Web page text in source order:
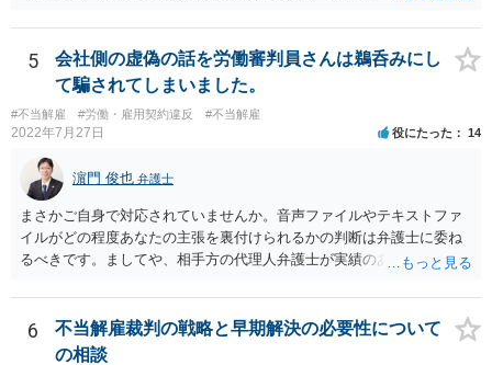
味が悪いことには変わりませんが、通常の会社であれば、法的に見て
解雇が認められなかった以上、以後の対応については注意されること
の方が多く、嫌がらせのようなことをしてさらに紛争化することは避
けると思います。正攻法で解雇が認められないことに業をにやして、
心理的な追い込みにより精神疾患による失職を狙うような会社もなき
にしもあらずですが、そのような会社であれば、いたずらに在籍して
こころをすり減らすより、経歴として有利に使って転職することも選
択肢に入れる方が建設的だと考えます。
5
会社側の虚偽の話を労働審判員さんは鵜呑みにし
て騙されてしまいました。
#不当解雇 #労働・雇用契約違反 #不当解雇
2022年7月27日 役にたった 14
濵門 俊也 弁護士
まさかご自身で対応されていませんか。音声ファイルやテキストファ
イルがどの程度あなたの主張を裏付けられるかの判断は弁護士に委ね
るべきです。ましてや、相手方の代理人弁護士が実績のある方たちな
ん。一刻も早く弁護士にご相談ください。
6
不当解雇裁判の戦略と早期解決の必要性について
の相談